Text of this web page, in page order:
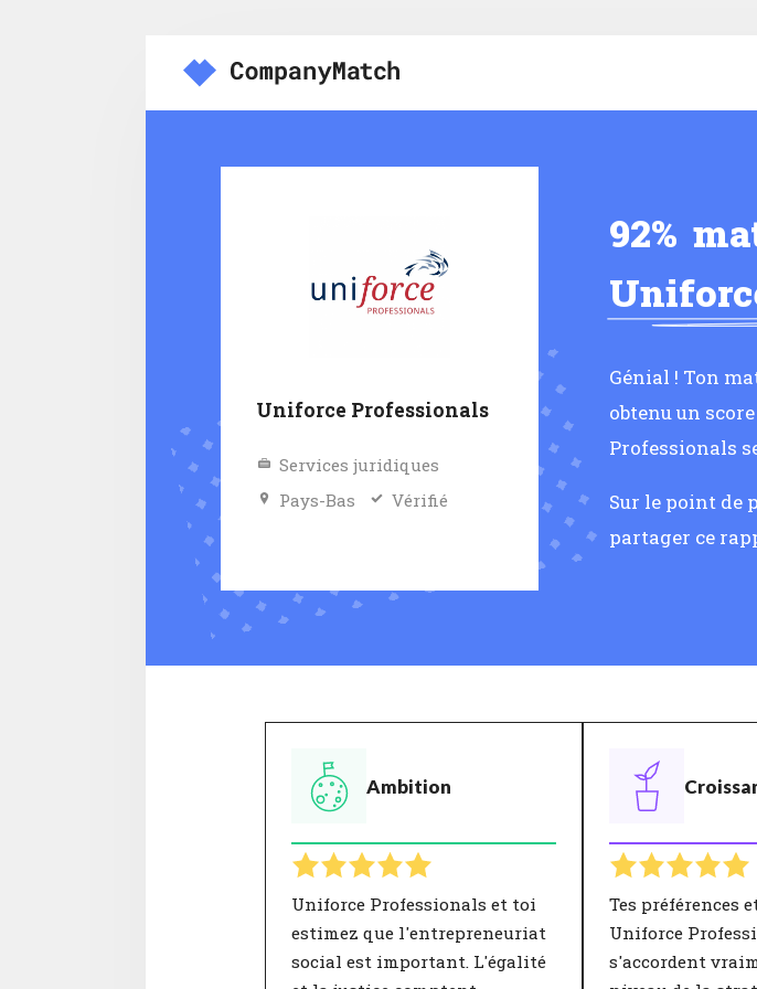
Uniforce Professionals
Services juridiques
Pays-Bas
Vérifié
92%
Génial ! Ton
obtenu un
Professionals
Sur le point de
partager ce
Ambition
Uniforce Professionals et toi
estimez que l'entrepreneuriat
social est important. L'égalité
Tes préférences
Uniforce
s'accordent